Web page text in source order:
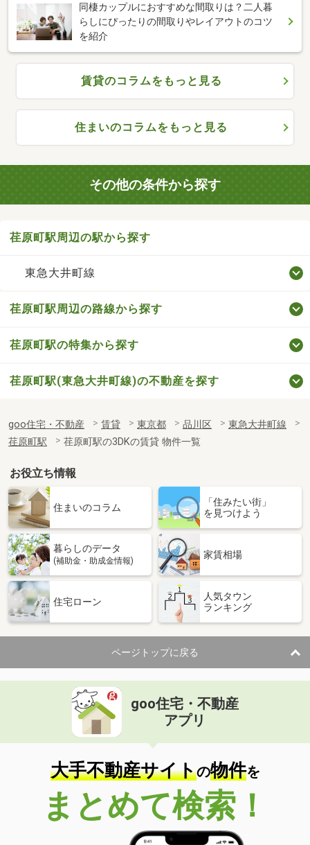
同棲カップルにおすすめな間取りは？二人暮
らしにぴったりの間取りやレイアウトのコツ
を紹介
賃貸のコラムをもっと見る
住まいのコラムをもっと見る
その他の条件から探す
荏原町駅周辺の駅から探す
東急大井町線
荏原町駅周辺の路線から探す
荏原町駅の特集から探す
荏原町駅(東急大井町線)の不動産を探す
goo住宅・不動産 賃貸 東京都 品川区
東急大井町線
荏原町駅
荏原町駅の3DKの賃貸 物件一覧
お役立ち情報
住まいのコラム
「住みたい街」
を見つけよう
暮らしのデータ
(補助金・助成金情報)
家賃相場
住宅ローン
人気タウン
ランキング
ページトップに戻る
goo住宅・不動産
アプリ
大手不動産サイトの物件を
まとめて検索！